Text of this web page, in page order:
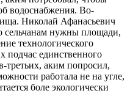
водоснабжения. Во-
Николай Афанасьевич
сельчанам нужны площади,
технологического
подчас единственного
третьих, аким попросил,
работала не на угле,
боле экологически